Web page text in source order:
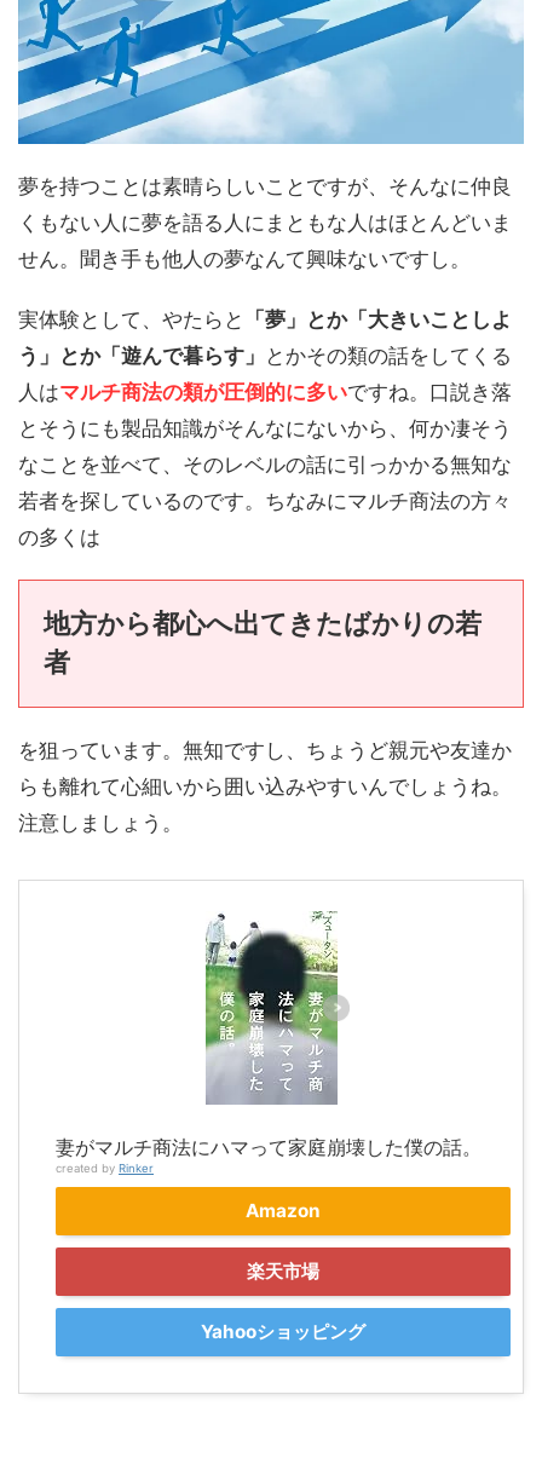
夢を持つことは素晴らしいことですが、そんなに仲良
くもない人に夢を語る人にまともな人はほとんどいま
せん。聞き手も他人の夢なんて興味ないですし。
実体験として、やたらと
「夢」とか「大きいことしよ
う」とか「遊んで暮らす」 とかその類の話をしてくる
人はマルチ商法の類が圧倒的に多いですね。口説き落
とそうにも製品知識がそんなにないから、何か凄そう
なことを並べて、そのレベルの話に引っかかる無知な
若者を探しているのです。ちなみにマルチ商法の方々
の多くは
地方から都心へ出てきたばかりの若
者
を狙っています。無知ですし、ちょうど親元や友達か
らも離れて心細いから囲い込みやすいんでしょうね。
注意しましょう。
妻がマルチ商法にハマって家庭崩壊した僕の話。
created by Rinker
Amazon
楽天市場
Yahooショッピング